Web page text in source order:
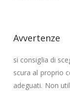
Avvertenze
si consiglia di
scura al proprio
adeguati. Non